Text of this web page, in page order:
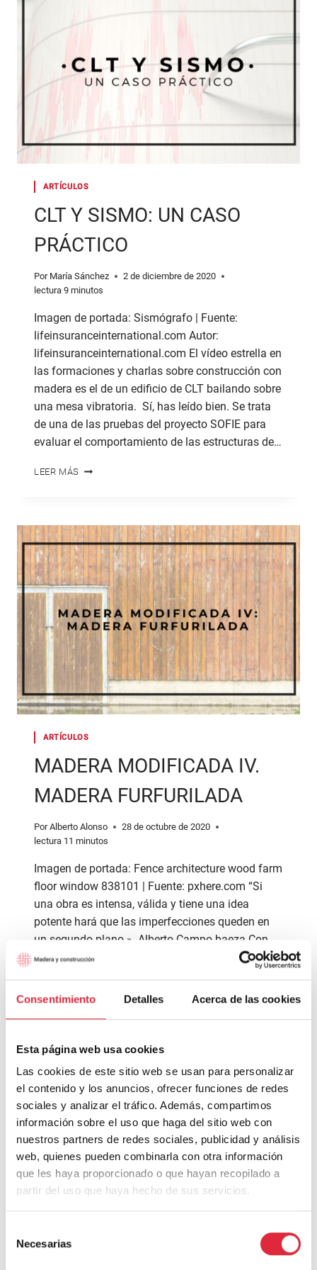
Consentimiento Detalles Acerca de las cookies
Esta página web usa cookies
Las cookies de este sitio web se usan para personalizar
el contenido y los anuncios, ofrecer funciones de redes
sociales y analizar el tráfico. Además, compartimos
información sobre el uso que haga del sitio web con
nuestros partners de redes sociales, publicidad y análisis
web, quienes pueden combinarla con otra información
que les haya proporcionado o que hayan recopilado a
partir del uso que haya hecho de sus servicios.
Necesarias
ARTÍCULOS
CLT Y SISMO: UN CASO
PRÁCTICO
Por María Sánchez
2 de diciembre de 2020
lectura 9 minutos
Imagen de portada: Sismógrafo | Fuente:
lifeinsuranceinternational.com Autor:
lifeinsuranceinternational.com El vídeo estrella en
las formaciones y charlas sobre construcción con
madera es el de un edificio de CLT bailando sobre
una mesa vibratoria. Sí, has leído bien. Se trata
de una de las pruebas del proyecto SOFIE para
evaluar el comportamiento de las estructuras de…
LEER MÁS CLT
CASO
PRÁCTICO
ARTÍCULOS
MADERA MODIFICADA IV.
MADERA FURFURILADA
Por Alberto Alonso
28 de octubre de 2020
lectura 11 minutos
Imagen de portada: Fence architecture wood farm
floor window 838101 | Fuente: pxhere.com “Si
una obra es intensa, válida y tiene una idea
potente hará que las imperfecciones queden en
un segundo plano.» Alberto Campo baeza Con
este nueva entrega cerramos el recorrido
comenzó con la madera termotratada,…
LEER MÁSMADERA
IV.
FURFURILADA